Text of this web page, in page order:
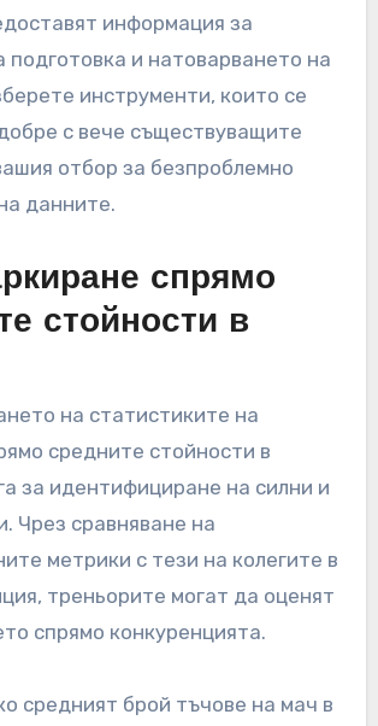
информация за
подготовка и натоварването на
инструменти, които се
с вече съществуващите
отбор за безпроблемно
данните.
спрямо
стойности в
на статистиките на
средните стойности в
за идентифициране на силни и
Чрез сравняване на
метрики с тези на колегите в
треньорите могат да оценят
спрямо конкуренцията.
средният брой тъчове на мач в